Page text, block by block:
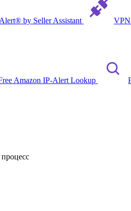
by Seller Assistant
VPN
Amazon IP-Alert Lookup